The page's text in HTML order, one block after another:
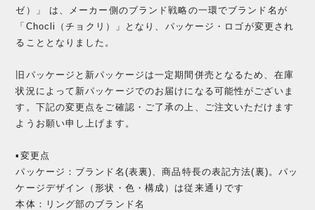
ゼ）」 は、メーカー側のブランド戦略の一環でブランド名が
「Chocli（チョクリ）」となり、パッケージ・ロゴが変更され
ることとなりました。
旧パッケージと新パッケージは一定期間併売となるため、在庫
状況によって新パッケージでのお届けになる可能性がございま
す。下記の変更点をご確認・ご了承の上、ご注文いただけます
ようお願い申し上げます。
▪️変更点
パッケージ：ブランド名(表裏)、商品特長の表記方法(裏)。パッ
ケージデザイン（形状・色・構成）は従来通りです
本体：リング部のブランド名